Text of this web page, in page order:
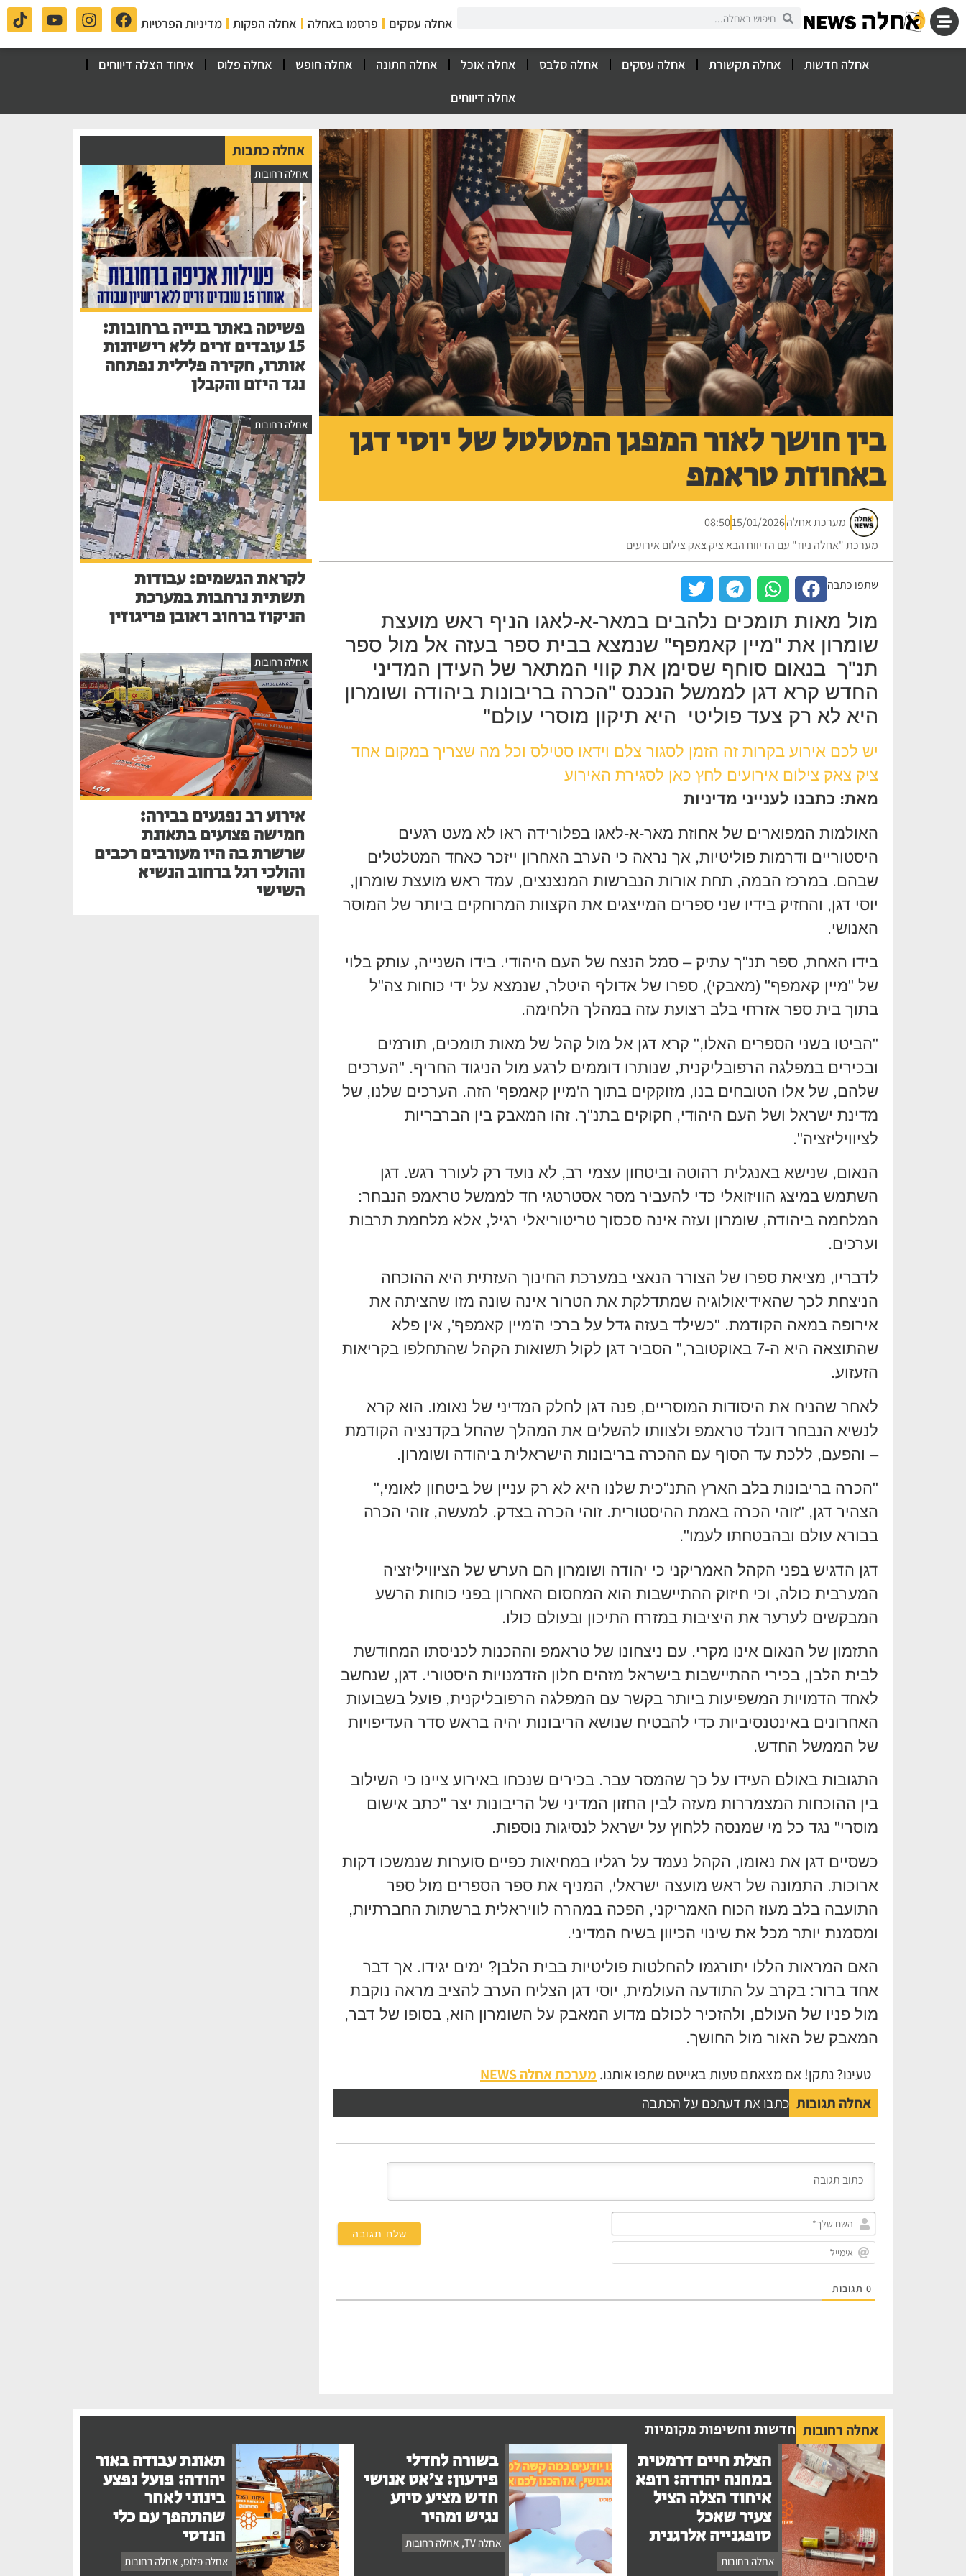
אחלה עסקים פרסמו באחלה אחלה הפקות מדיניות הפרטיות
אחלה חדשות אחלה תקשורת אחלה עסקים אחלה סלבס אחלה אוכל אחלה חתונה אחלה חופש אחלה פלוס
איחוד הצלה דיווחים
אחלה דיווחים
בין חושך לאור המפגן המטלטל של יוסי דגן
באחוזת טראמפ
מערכת אחלה15/01/2026
08:50
מערכת "אחלה ניוז" עם הדיווח הבא ציק צאק צילום אירועים
שתפו כתבה
מול מאות תומכים נלהבים במאר-א-לאגו הניף ראש מועצת
שומרון את "מיין קאמפף" שנמצא בבית ספר בעזה אל מול ספר
תנ"ך בנאום סוחף שסימן את קווי המתאר של העידן המדיני
החדש קרא דגן לממשל הנכנס "הכרה בריבונות ביהודה ושומרון
היא לא רק צעד פוליטי היא תיקון מוסרי עולם"
יש לכם אירוע בקרות זה הזמן לסגור צלם וידאו סטילס וכל מה שצריך במקום אחד
ציק צאק צילום אירועים לחץ כאן לסגירת האירוע
מאת: כתבנו לענייני מדיניות
האולמות המפוארים של אחוזת מאר-א-לאגו בפלורידה ראו לא מעט רגעים
היסטוריים ודרמות פוליטיות, אך נראה כי הערב האחרון ייזכר כאחד המטלטלים
שבהם. במרכז הבמה, תחת אורות הנברשות המנצנצים, עמד ראש מועצת שומרון,
יוסי דגן, והחזיק בידיו שני ספרים המייצגים את הקצוות המרוחקים ביותר של המוסר
האנושי.
בידו האחת, ספר תנ"ך עתיק – סמל הנצח של העם היהודי. בידו השנייה, עותק בלוי
של "מיין קאמפף" (מאבקי), ספרו של אדולף היטלר, שנמצא על ידי כוחות צה"ל
בתוך בית ספר אזרחי בלב רצועת עזה במהלך הלחימה.
"הביטו בשני הספרים האלו," קרא דגן אל מול קהל של מאות תומכים, תורמים
ובכירים במפלגה הרפובליקנית, שנותרו דוממים לרגע מול הניגוד החריף. "הערכים
שלהם, של אלו הטובחים בנו, מזוקקים בתוך ה'מיין קאמפף' הזה. הערכים שלנו, של
מדינת ישראל ושל העם היהודי, חקוקים בתנ"ך. זהו המאבק בין הברבריות
לציוויליזציה".
הנאום, שנישא באנגלית רהוטה וביטחון עצמי רב, לא נועד רק לעורר רגש. דגן
השתמש במיצג הוויזואלי כדי להעביר מסר אסטרטגי חד לממשל טראמפ הנבחר:
המלחמה ביהודה, שומרון ועזה אינה סכסוך טריטוריאלי רגיל, אלא מלחמת תרבות
וערכים.
לדבריו, מציאת ספרו של הצורר הנאצי במערכת החינוך העזתית היא ההוכחה
הניצחת לכך שהאידיאולוגיה שמתדלקת את הטרור אינה שונה מזו שהציתה את
אירופה במאה הקודמת. "כשילד בעזה גדל על ברכי ה'מיין קאמפף', אין פלא
שהתוצאה היא ה-7 באוקטובר," הסביר דגן לקול תשואות הקהל שהתחלפו בקריאות
הזעזוע.
לאחר שהניח את היסודות המוסריים, פנה דגן לחלק המדיני של נאומו. הוא קרא
לנשיא הנבחר דונלד טראמפ ולצוותו להשלים את המהלך שהחל בקדנציה הקודמת
– והפעם, ללכת עד הסוף עם ההכרה בריבונות הישראלית ביהודה ושומרון.
"הכרה בריבונות בלב הארץ התנ"כית שלנו היא לא רק עניין של ביטחון לאומי,"
הצהיר דגן, "זוהי הכרה באמת ההיסטורית. זוהי הכרה בצדק. למעשה, זוהי הכרה
בבורא עולם ובהבטחתו לעמו".
דגן הדגיש בפני הקהל האמריקני כי יהודה ושומרון הם הערש של הציוויליזציה
המערבית כולה, וכי חיזוק ההתיישבות הוא המחסום האחרון בפני כוחות הרשע
המבקשים לערער את היציבות במזרח התיכון ובעולם כולו.
התזמון של הנאום אינו מקרי. עם ניצחונו של טראמפ וההכנות לכניסתו המחודשת
לבית הלבן, בכירי ההתיישבות בישראל מזהים חלון הזדמנויות היסטורי. דגן, שנחשב
לאחד הדמויות המשפיעות ביותר בקשר עם המפלגה הרפובליקנית, פועל בשבועות
האחרונים באינטנסיביות כדי להבטיח שנושא הריבונות יהיה בראש סדר העדיפויות
של הממשל החדש.
התגובות באולם העידו על כך שהמסר עבר. בכירים שנכחו באירוע ציינו כי השילוב
בין ההוכחות המצמררות מעזה לבין החזון המדיני של הריבונות יצר "כתב אישום
מוסרי" נגד כל מי שמנסה ללחוץ על ישראל לנסיגות נוספות.
כשסיים דגן את נאומו, הקהל נעמד על רגליו במחיאות כפיים סוערות שנמשכו דקות
ארוכות. התמונה של ראש מועצה ישראלי, המניף את ספר הספרים מול ספר
התועבה בלב מעוז הכוח האמריקני, הפכה במהרה לוויראלית ברשתות החברתיות,
ומסמנת יותר מכל את שינוי הכיוון בשיח המדיני.
האם המראות הללו יתורגמו להחלטות פוליטיות בבית הלבן? ימים יגידו. אך דבר
אחד ברור: בקרב על התודעה העולמית, יוסי דגן הצליח הערב להציב מראה נוקבת
מול פניו של העולם, ולהזכיר לכולם מדוע המאבק על השומרון הוא, בסופו של דבר,
המאבק של האור מול החושך.
טעינו? נתקן! אם מצאתם טעות באייטם שתפו אותנו. מערכת אחלה NEWS
אחלה תגובות כתבו את דעתכם על הכתבה
שלך*
0 תגובות
אחלה כתבות
אחלה רחובות
פשיטה באתר בנייה ברחובות:
15 עובדים זרים ללא רישיונות
אותרו, חקירה פלילית נפתחה
נגד היזם והקבלן
אחלה רחובות
לקראת הגשמים: עבודות
תשתית נרחבות במערכת
הניקוז ברחוב ראובן פריגוזין
אחלה רחובות
אירוע רב נפגעים בבירה:
חמישה פצועים בתאונת
שרשרת בה היו מעורבים רכבים
והולכי רגל ברחוב הנשיא
השישי
אחלה רחובות חדשות וחשיפות מקומיות
הצלת חיים דרמטית
במחנה יהודה: רופא
איחוד הצלה הציל
צעיר שאכל
סופגנייה אלרגנית
אחלה רחובות
בשורה לחדלי
פירעון: צ'אט אנושי
חדש מציע סיוע
נגיש ומהיר
אחלה TV , אחלה רחובות
תאונת עבודה באור
יהודה: פועל נפצע
בינוני לאחר
שהתהפך עם כלי
הנדסי
אחלה פלוס, אחלה רחובות